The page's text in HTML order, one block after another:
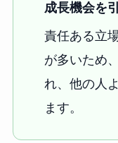
成長機会を
責任ある立
が多いため
れ、他の人
ます。